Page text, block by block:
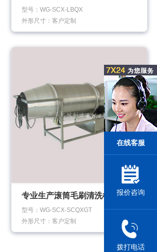
型号：WG-SCX-LBQX
外形尺寸：客户定制
专业生产滚筒毛刷清洗机 水果蔬菜清洗机
型号：WG-SCX-SCQXGT
外形尺寸：客户定制
在线客服
报价咨询
拨打电话